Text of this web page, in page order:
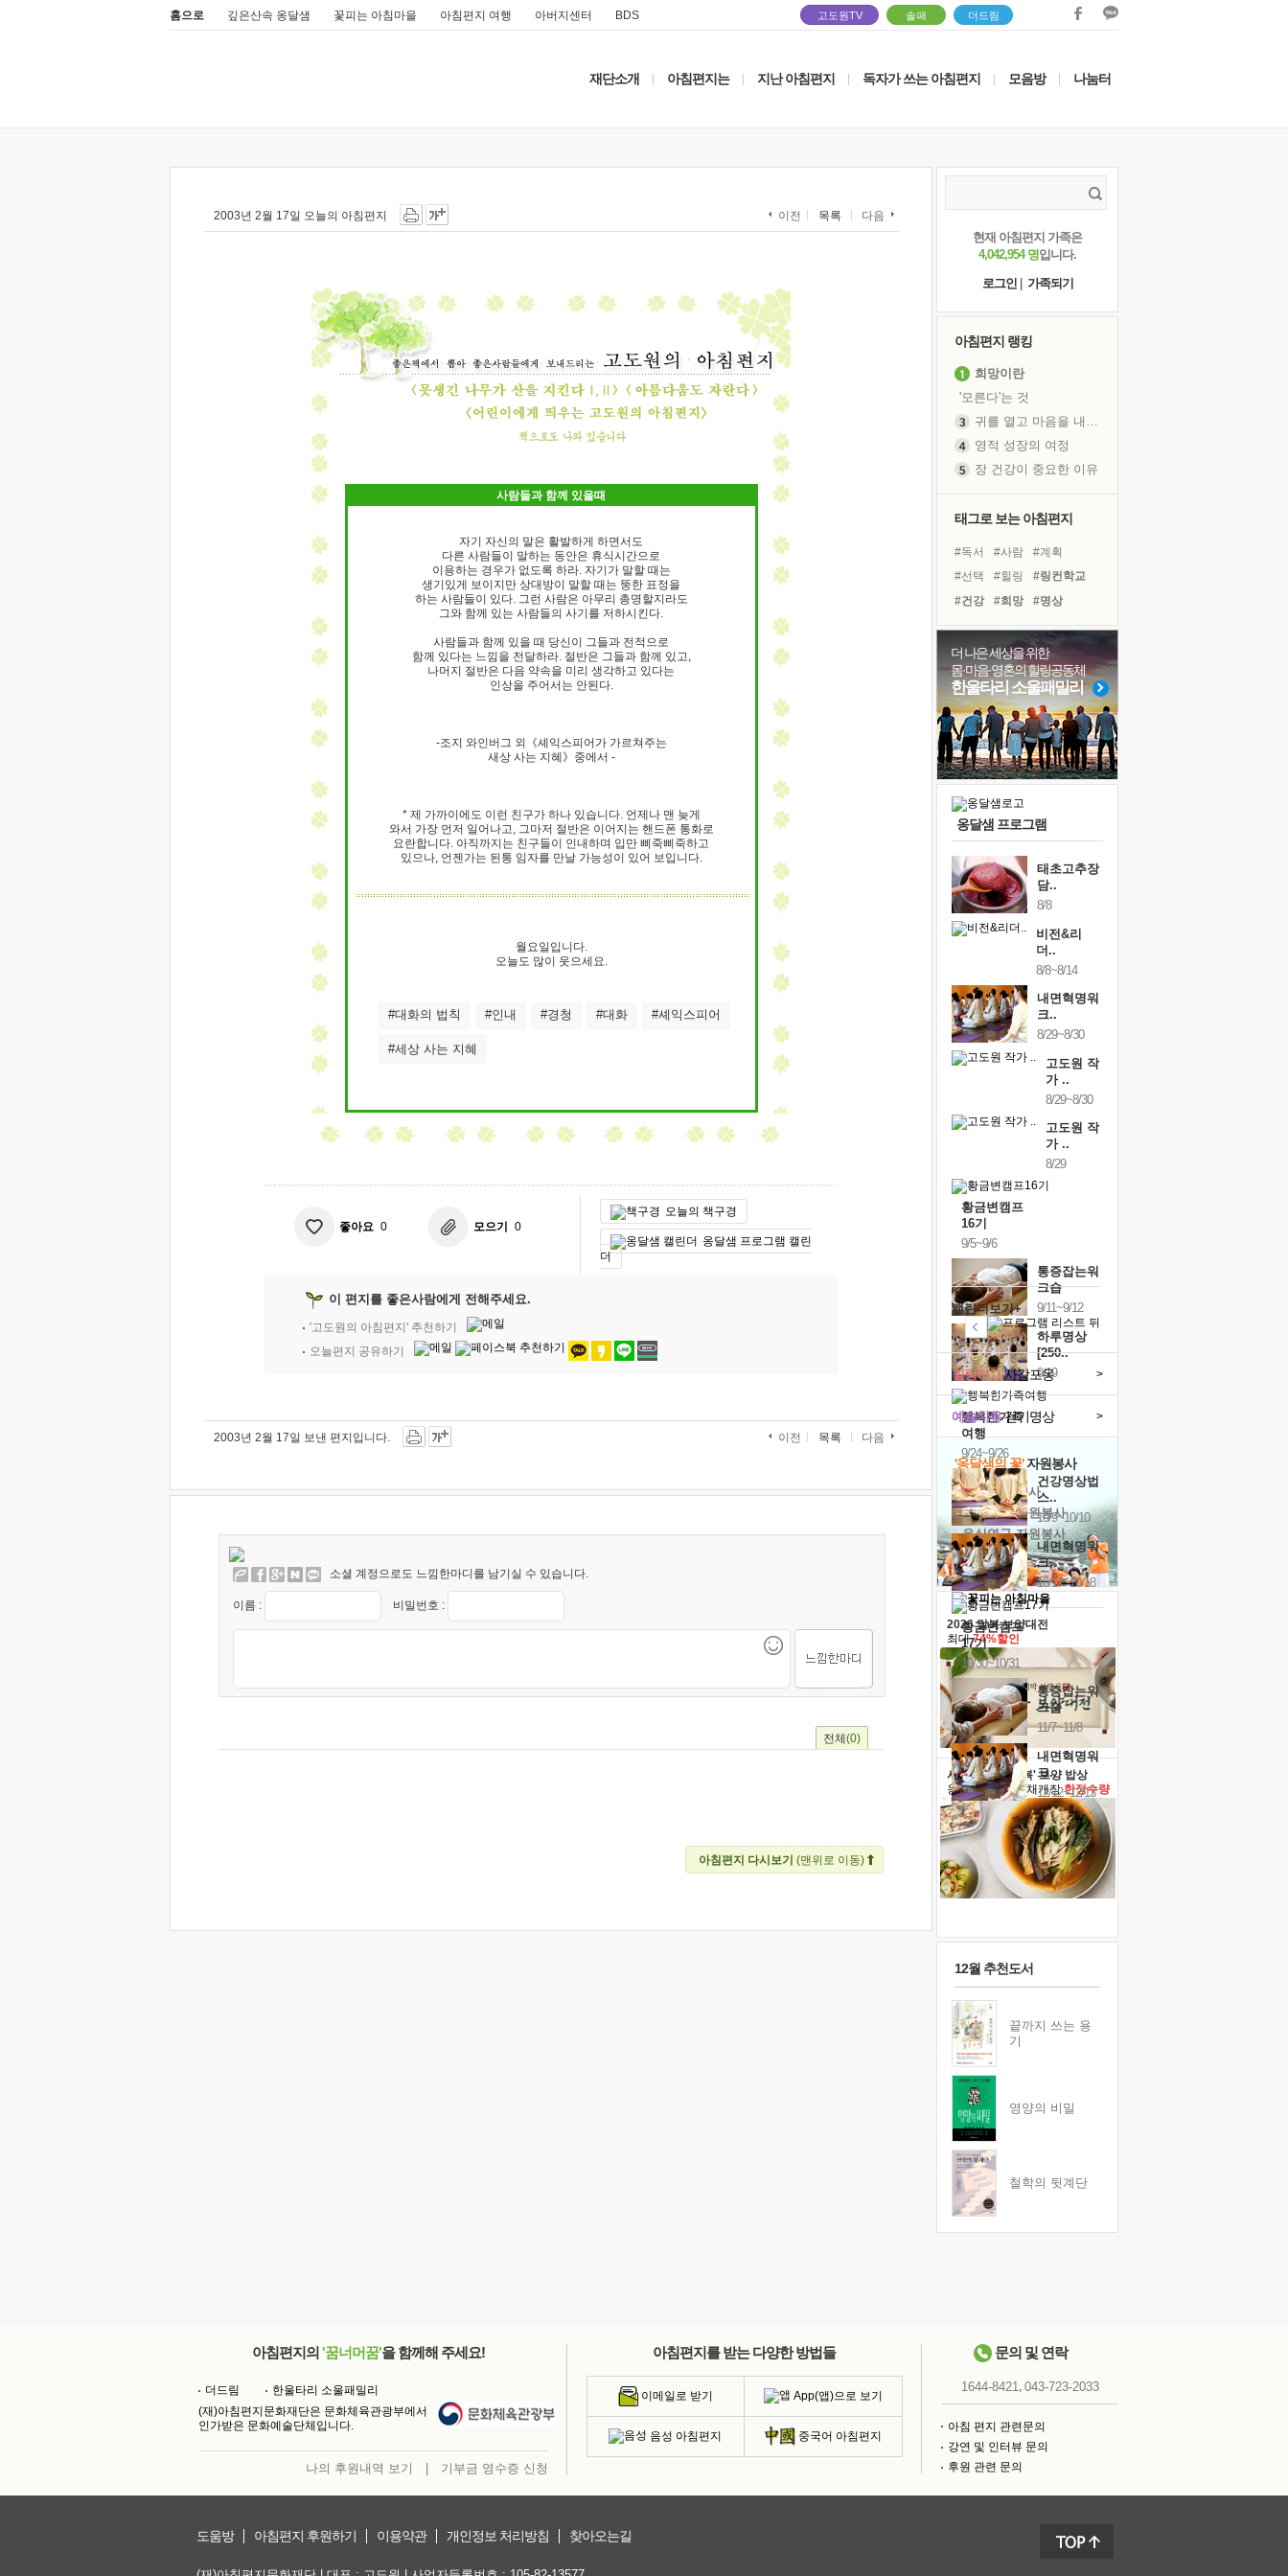
홈으로 깊은산속 옹달샘 꽃피는 아침마을 아침편지 여행 아버지센터 BDS 고도원TV 솔패 더드림
재단소개 아침편지는 지난 아침편지 독자가 쓰는 아침편지 모음방 나눔터
2003년 2월 17일 오늘의 아침편지 이전 목록 다음
사람들과 함께 있을때
자기 자신의 말은 활발하게 하면서도
다른 사람들이 말하는 동안은 휴식시간으로
이용하는 경우가 없도록 하라. 자기가 말할 때는
생기있게 보이지만 상대방이 말할 때는 뚱한 표정을
하는 사람들이 있다. 그런 사람은 아무리 총명할지라도
그와 함께 있는 사람들의 사기를 저하시킨다.
사람들과 함께 있을 때 당신이 그들과 전적으로
함께 있다는 느낌을 전달하라. 절반은 그들과 함께 있고,
나머지 절반은 다음 약속을 미리 생각하고 있다는
인상을 주어서는 안된다.
-조지 와인버그 외《셰익스피어가 가르쳐주는
새상 사는 지혜》중에서 -
* 제 가까이에도 이런 친구가 하나 있습니다. 언제나 맨 늦게
와서 가장 먼저 일어나고, 그마저 절반은 이어지는 핸드폰 통화로
요란합니다. 아직까지는 친구들이 인내하며 입만 삐죽삐죽하고
있으나, 언젠가는 된통 임자를 만날 가능성이 있어 보입니다.
월요일입니다.
오늘도 많이 웃으세요.
#대화의 법칙 #인내 #경청 #대화 #셰익스피어
#세상 사는 지혜
좋아요 0 모으기 0
오늘의 책구경
옹달샘 프로그램 캘린
더
이 편지를 좋은사람에게 전해주세요.
'고도원의 아침편지' 추천하기
오늘편지 공유하기
2003년 2월 17일 보낸 편지입니다. 이전 목록 다음
소셜 계정으로도 느낌한마디를 남기실 수 있습니다.
이름 : 비밀번호 :
전체 (0)
아침편지 다시보기 (맨위로 이동)
현재 아침편지 가족은
4,042,954 명입니다.
로그인
가족되기
아침편지 랭킹
희망이란
'모른다'는 것
귀를 열고 마음을 내어주고
영적 성장의 여정
장 건강이 중요한 이유
흙이 된 몸으로 출근하는 여자
꿈이 실제가 되는 것
'말 타는 법'을 먼저
아픈 아버지를 위한 공간 설계
졸업식 사진을 보며
극심한 변비, 어깨결림, 수면 장애
보고 싶은 어머니
마음이 멈춰 버린 곳
못된 꼰대들
태그로 보는 아침편지
#독서 #사람
#계획
#선택
#힐링
#링컨학교
#건강
#희망
#명상
#면역력
#친구
#바이러스
#나눔
#삶
#리더
#아이들
#도움
#극복
#경험
#위기
#비전캠프
#유튜브
더 나은 세상을 위한
몸·마음·영혼의 힐링공동체
한울타리 소울패밀리
옹달샘 프로그램
태초고추장
담..
8/8
비전&리
더..
8/8~8/14
내면혁명워
크..
8/29~8/30
고도원 작
가 ..
8/29~8/30
고도원 작
가 ..
8/29
황금변캠프
16기
9/5~9/6
통증잡는워
크숍
9/11~9/12
하루명상
[250..
9/19
행복한가족
여행
9/24~9/26
건강명상법
스..
10/9~10/10
내면혁명워
크..
10/17~10/18
황금변캠프
17기
10/30~10/31
통증잡는워
크숍
11/7~11/8
내면혁명워
크..
12/12~12/13
캘린더보기+
예술치유걷기명상 >
힐링허그사감포옹 >
'옹달샘의 꽃'자원봉사
· 청년 자원봉사
· 금빛청년 자원봉사
· 음식연구 자원봉사
2026 말복 보양대전
최대74%할인
사람살리는 '말복' 보양 밥상
옹달샘 닭개장&채개장한정수량
12월 추천도서
끝까지 쓰는 용
기
영양의 비밀
철학의 뒷계단
아침편지의 '꿈너머꿈'을 함께해 주세요!
더드림
한울타리 소울패밀리
(재)아침편지문화재단은 문화체육관광부에서
인가받은 문화예술단체입니다.
나의 후원내역 보기 기부금 영수증 신청
아침편지를 받는 다양한 방법들
이메일로 받기 App(앱)으로 보기
음성 아침편지 중국어 아침편지
문의 및 연락
1644-8421, 043-723-2033
아침 편지 관련문의
강연 및 인터뷰 문의
후원 관련 문의
도움방 아침편지 후원하기 이용약관 개인정보 처리방침 찾아오는길